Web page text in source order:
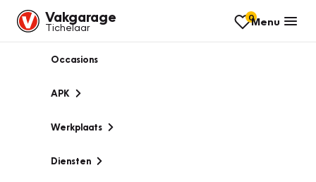
Vakgarage
Tichelaar
0Menu
Occasions
APK
Werkplaats
Diensten